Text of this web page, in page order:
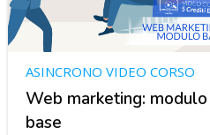
Web marketing: modulo
base
ASINCRONO VIDEO CORSO